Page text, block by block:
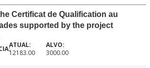
Certificat de Qualification au
supported by the project
12183.00 3000.00